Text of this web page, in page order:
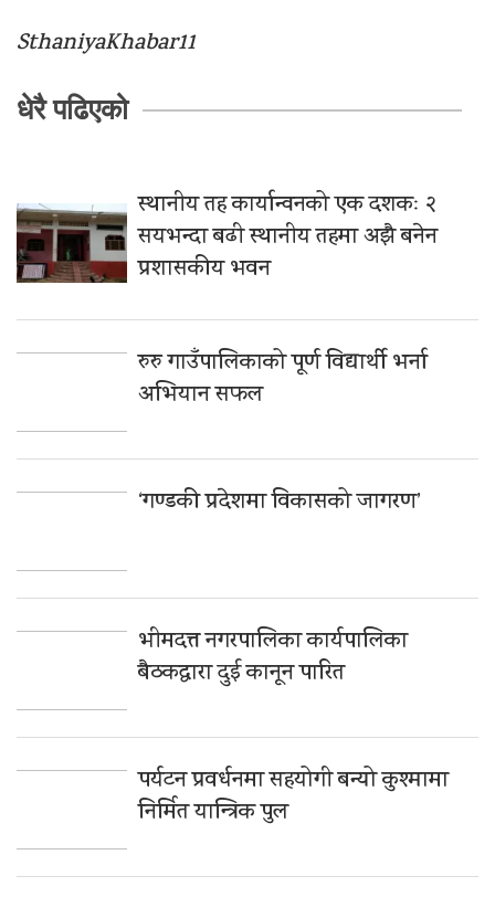
SthaniyaKhabar11
धेरै पढिएको
स्थानीय तह कार्यान्वनको एक दशकः २
सयभन्दा बढी स्थानीय तहमा अझै बनेन
प्रशासकीय भवन
रुरु गाउँपालिकाको पूर्ण विद्यार्थी भर्ना
अभियान सफल
‘गण्डकी प्रदेशमा विकासको जागरण’
भीमदत्त नगरपालिका कार्यपालिका
बैठकद्वारा दुई कानून पारित
पर्यटन प्रवर्धनमा सहयोगी बन्यो कुश्मामा
निर्मित यान्त्रिक पुल